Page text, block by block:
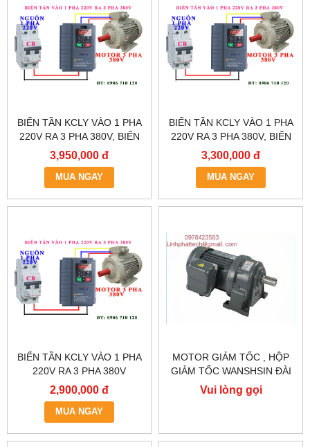
BIẾN TẦN KCLY VÀO 1 PHA
220V RA 3 PHA 380V, BIẾN
TẦN KCLY KOC600-
2R2GT3-B
3,950,000 đ
MUA NGAY
BIẾN TẦN KCLY VÀO 1 PHA
220V RA 3 PHA 380V, BIẾN
TẦN KCLY KOC600-
1R5GT3-B
3,300,000 đ
MUA NGAY
BIẾN TẦN KCLY VÀO 1 PHA
220V RA 3 PHA 380V
0.75KW, BIẾN TẦN KCLY
KOC600-R75GT3-B
2,900,000 đ
MUA NGAY
MOTOR GIẢM TỐC , HỘP
GIẢM TỐC WANSHSIN ĐÀI
LOAN GH40-2200-3S /
2.2KW 2200W 3HP
Vui lòng gọi